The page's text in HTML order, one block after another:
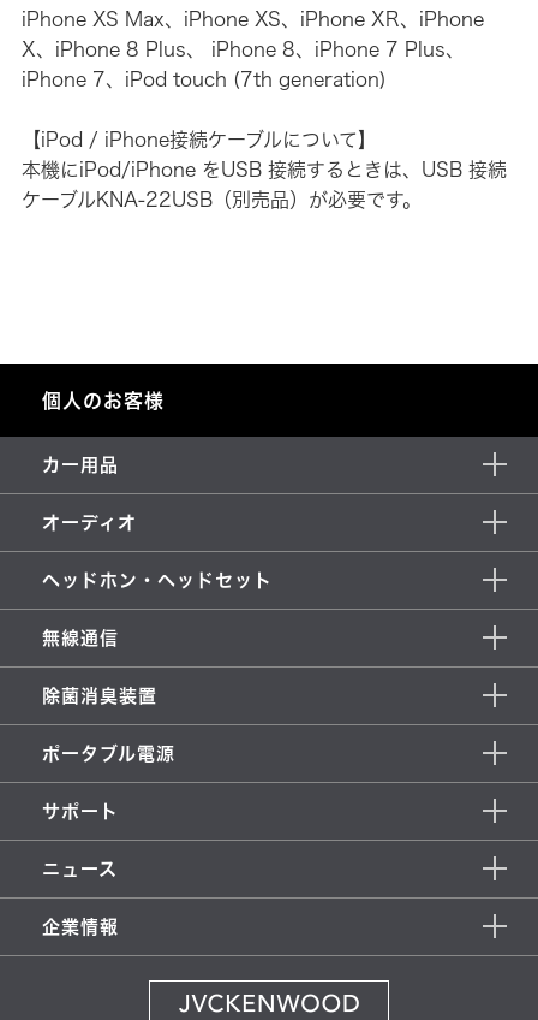
iPhone XS Max、iPhone XS、iPhone XR、iPhone
X、iPhone 8 Plus、 iPhone 8、iPhone 7 Plus、
iPhone 7、iPod touch (7th generation)
【iPod / iPhone接続ケーブルについて】
本機にiPod/iPhone をUSB 接続するときは、USB 接続
ケーブルKNA-22USB（別売品）が必要です。
個人のお客様
カー用品
オーディオ
ヘッドホン・ヘッドセット
無線通信
除菌消臭装置
ポータブル電源
サポート
ニュース
企業情報